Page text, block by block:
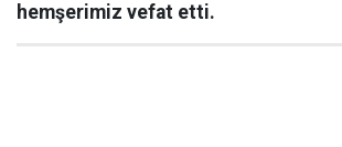
hemşerimiz vefat etti.